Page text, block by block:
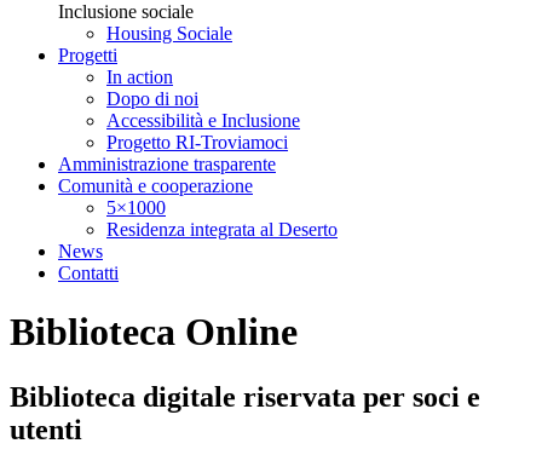
Inclusione sociale
Housing Sociale
Progetti
In action
Dopo di noi
Accessibilità e Inclusione
Progetto RI-Troviamoci
Amministrazione trasparente
Comunità e cooperazione
5×1000
Residenza integrata al Deserto
News
Contatti
Biblioteca Online
Biblioteca digitale riservata per soci e
utenti